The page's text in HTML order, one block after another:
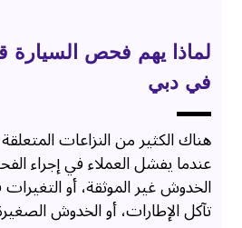
لماذا يهم فحص السيارة
في دبي
هناك الكثير من النزاعات
عندما يفشل العملاء في إجراء
الخدوش غير الموثقة، أو
تآكل الإطارات، أو الخدوش